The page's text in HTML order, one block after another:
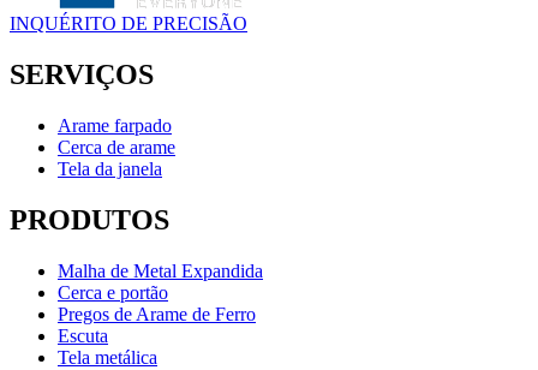
INQUÉRITO DE PRECISÃO
SERVIÇOS
Arame farpado
Cerca de arame
Tela da janela
PRODUTOS
Malha de Metal Expandida
Cerca e portão
Pregos de Arame de Ferro
Escuta
Tela metálica